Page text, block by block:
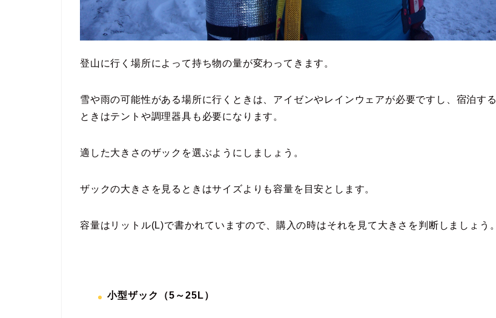
登山に行く場所によって持ち物の量が変わってきます。
雪や雨の可能性がある場所に行くときは、アイゼンやレインウェアが必要ですし、宿泊する
ときはテントや調理器具も必要になります。
適した大きさのザックを選ぶようにしましょう。
ザックの大きさを見るときはサイズよりも容量を目安とします。
容量はリットル(L)で書かれていますので、購入の時はそれを見て大きさを判断しましょう。
小型ザック（5 ～25L）